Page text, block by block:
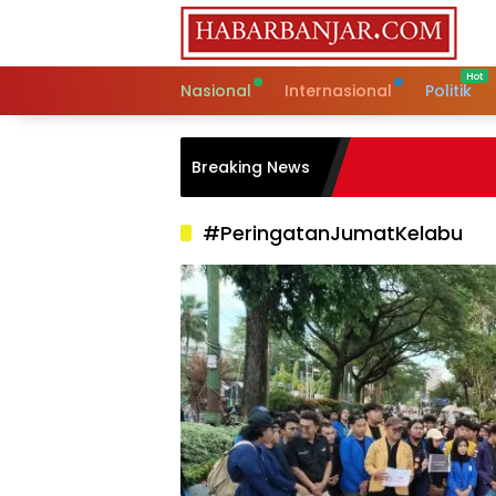
Nasional Internasional Politik
Breaking News
#PeringatanJumatKelabu